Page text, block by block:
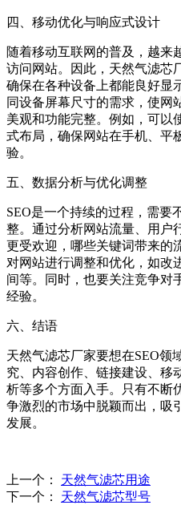
四、移动优化与响应式设计
随着移动互联网的普及，越来
访问网站。因此，天然气滤芯
确保在各种设备上都能良好显
同设备屏幕尺寸的需求，使网
美观和功能完整。例如，可以
式布局，确保网站在手机、平
验。
五、数据分析与优化调整
SEO是一个持续的过程，需要
整。通过分析网站流量、用户
更受欢迎，哪些关键词带来的
对网站进行调整和优化，如改
间等。同时，也要关注竞争对
经验。
六、结语
天然气滤芯厂家要想在SEO领
究、内容创作、链接建设、移
析等多个方面入手。只有不断
争激烈的市场中脱颖而出，吸
发展。
上一个：
天然气滤芯用途
下一个：
天然气滤芯型号